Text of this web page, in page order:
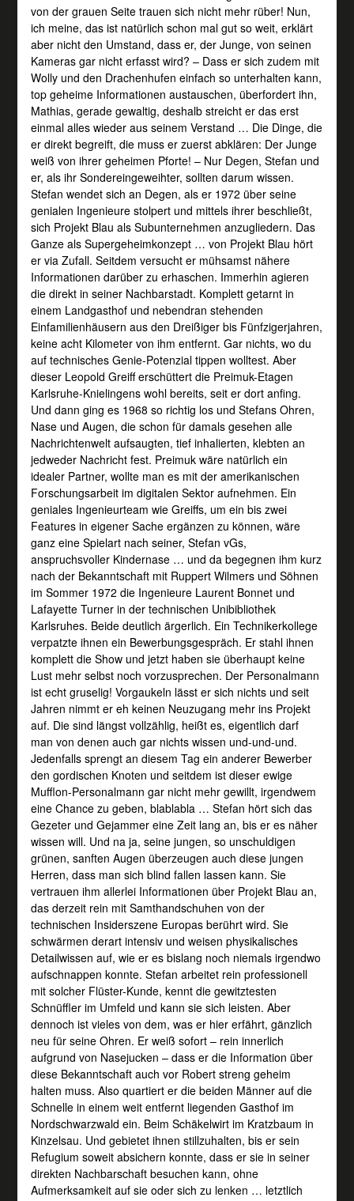
von der grauen Seite trauen sich nicht mehr rüber! Nun,
ich meine, das ist natürlich schon mal gut so weit, erklärt
aber nicht den Umstand, dass er, der Junge, von seinen
Kameras gar nicht erfasst wird? – Dass er sich zudem mit
Wolly und den Drachenhufen einfach so unterhalten kann,
top geheime Informationen austauschen, überfordert ihn,
Mathias, gerade gewaltig, deshalb streicht er das erst
einmal alles wieder aus seinem Verstand … Die Dinge, die
er direkt begreift, die muss er zuerst abklären: Der Junge
weiß von ihrer geheimen Pforte! – Nur Degen, Stefan und
er, als ihr Sondereingeweihter, sollten darum wissen.
Stefan wendet sich an Degen, als er 1972 über seine
genialen Ingenieure stolpert und mittels ihrer beschließt,
sich Projekt Blau als Subunternehmen anzugliedern. Das
Ganze als Supergeheimkonzept … von Projekt Blau hört
er via Zufall. Seitdem versucht er mühsamst nähere
Informationen darüber zu erhaschen. Immerhin agieren
die direkt in seiner Nachbarstadt. Komplett getarnt in
einem Landgasthof und nebendran stehenden
Einfamilienhäusern aus den Dreißiger bis Fünfzigerjahren,
keine acht Kilometer von ihm entfernt. Gar nichts, wo du
auf technisches Genie-Potenzial tippen wolltest. Aber
dieser Leopold Greiff erschüttert die Preimuk-Etagen
Karlsruhe-Knielingens wohl bereits, seit er dort anfing.
Und dann ging es 1968 so richtig los und Stefans Ohren,
Nase und Augen, die schon für damals gesehen alle
Nachrichtenwelt aufsaugten, tief inhalierten, klebten an
jedweder Nachricht fest. Preimuk wäre natürlich ein
idealer Partner, wollte man es mit der amerikanischen
Forschungsarbeit im digitalen Sektor aufnehmen. Ein
geniales Ingenieurteam wie Greiffs, um ein bis zwei
Features in eigener Sache ergänzen zu können, wäre
ganz eine Spielart nach seiner, Stefan vGs,
anspruchsvoller Kindernase … und da begegnen ihm kurz
nach der Bekanntschaft mit Ruppert Wilmers und Söhnen
im Sommer 1972 die Ingenieure Laurent Bonnet und
Lafayette Turner in der technischen Unibibliothek
Karlsruhes. Beide deutlich ärgerlich. Ein Technikerkollege
verpatzte ihnen ein Bewerbungsgespräch. Er stahl ihnen
komplett die Show und jetzt haben sie überhaupt keine
Lust mehr selbst noch vorzusprechen. Der Personalmann
ist echt gruselig! Vorgaukeln lässt er sich nichts und seit
Jahren nimmt er eh keinen Neuzugang mehr ins Projekt
auf. Die sind längst vollzählig, heißt es, eigentlich darf
man von denen auch gar nichts wissen und-und-und.
Jedenfalls sprengt an diesem Tag ein anderer Bewerber
den gordischen Knoten und seitdem ist dieser ewige
Mufflon-Personalmann gar nicht mehr gewillt, irgendwem
eine Chance zu geben, blablabla … Stefan hört sich das
Gezeter und Gejammer eine Zeit lang an, bis er es näher
wissen will. Und na ja, seine jungen, so unschuldigen
grünen, sanften Augen überzeugen auch diese jungen
Herren, dass man sich blind fallen lassen kann. Sie
vertrauen ihm allerlei Informationen über Projekt Blau an,
das derzeit rein mit Samthandschuhen von der
technischen Insiderszene Europas berührt wird. Sie
schwärmen derart intensiv und weisen physikalisches
Detailwissen auf, wie er es bislang noch niemals irgendwo
aufschnappen konnte. Stefan arbeitet rein professionell
mit solcher Flüster-Kunde, kennt die gewitztesten
Schnüffler im Umfeld und kann sie sich leisten. Aber
dennoch ist vieles von dem, was er hier erfährt, gänzlich
neu für seine Ohren. Er weiß sofort – rein innerlich
aufgrund von Nasejucken – dass er die Information über
diese Bekanntschaft auch vor Robert streng geheim
halten muss. Also quartiert er die beiden Männer auf die
Schnelle in einem weit entfernt liegenden Gasthof im
Nordschwarzwald ein. Beim Schäkelwirt im Kratzbaum in
Kinzelsau. Und gebietet ihnen stillzuhalten, bis er sein
Refugium soweit absichern konnte, dass er sie in seiner
direkten Nachbarschaft besuchen kann, ohne
Aufmerksamkeit auf sie oder sich zu lenken … letztlich